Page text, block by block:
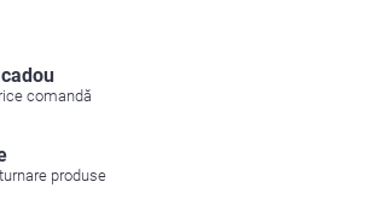
comandă
produse